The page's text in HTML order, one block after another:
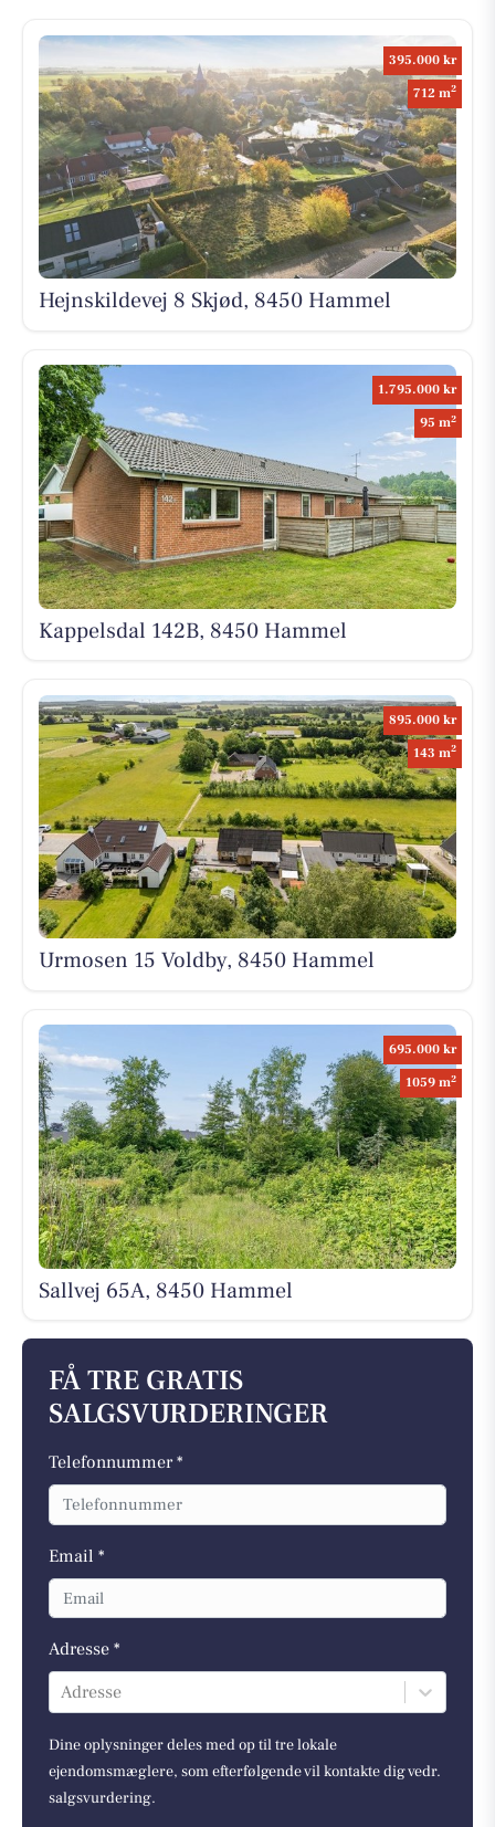
395.000 kr
712 m2
Hejnskildevej 8 Skjød, 8450 Hammel
1.795.000 kr
95 m2
Kappelsdal 142B, 8450 Hammel
895.000 kr
143 m2
Urmosen 15 Voldby, 8450 Hammel
695.000 kr
1059 m2
Sallvej 65A, 8450 Hammel
FÅ TRE GRATIS
SALGSVURDERINGER
Telefonnummer *
Email *
Adresse *
Adresse
Dine oplysninger deles med op til tre lokale
ejendomsmæglere, som efterfølgende vil kontakte dig vedr.
salgsvurdering.